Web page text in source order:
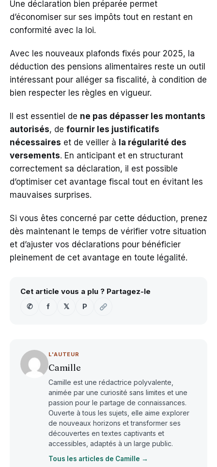
Une déclaration bien préparée permet
d’économiser sur ses impôts tout en restant en
conformité avec la loi.
Avec les nouveaux plafonds fixés pour 2025, la
déduction des pensions alimentaires reste un outil
intéressant pour alléger sa fiscalité, à condition de
bien respecter les règles en vigueur.
Il est essentiel de ne pas dépasser les montants
autorisés, de fournir les justificatifs
nécessaires et de veiller à la régularité des
versements. En anticipant et en structurant
correctement sa déclaration, il est possible
d’optimiser cet avantage fiscal tout en évitant les
mauvaises surprises.
Si vous êtes concerné par cette déduction, prenez
dès maintenant le temps de vérifier votre situation
et d’ajuster vos déclarations pour bénéficier
pleinement de cet avantage en toute légalité.
Cet article vous a plu ? Partagez-le
✆
f 𝕏 P
L'AUTEUR
Camille
Camille est une rédactrice polyvalente,
animée par une curiosité sans limites et une
passion pour le partage de connaissances.
Ouverte à tous les sujets, elle aime explorer
de nouveaux horizons et transformer ses
découvertes en textes captivants et
accessibles, adaptés à un large public.
Tous les articles de Camille →